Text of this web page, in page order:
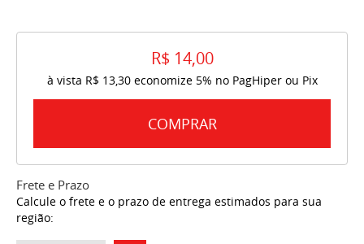
R$ 14,00
à vista R$ 13,30economize 5% no PagHiper ou Pix
COMPRAR
Frete e Prazo
Calcule o frete e o prazo de entrega estimados para sua
região: